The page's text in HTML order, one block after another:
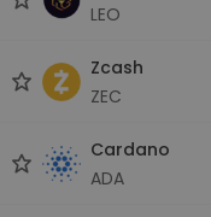
LEO
Zcash
ZEC
Cardano
ADA